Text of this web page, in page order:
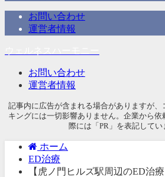
お問い合わせ
運営者情報
お問い合わせ
運営者情報
記事内に広告が含まれる場合がありますが、
キングには一切影響ありません。企業から
際には「PR」を表記してい
ホーム
ED治療
【虎ノ門ヒルズ駅周辺のED治